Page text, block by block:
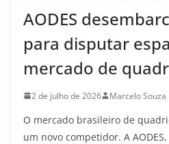
AODES
para disputar
mercado de
2 de julho de 2026 Marcelo Souza
O mercado brasileiro de
um novo competidor. A